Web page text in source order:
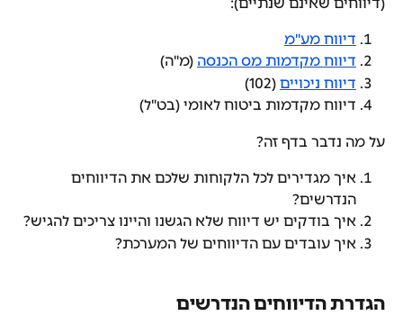
דיווח מע"מ
דיווח מקדמות מס הכנסה (מ"ה)
דיווח ניכויים (102)
דיווח מקדמות ביטוח לאומי (בט"ל)
על מה נדבר בדף זה?
איך מגדירים לכל הלקוחות שלכם את הדיווחים
הנדרשים?
איך בודקים יש דיווח שלא הגשנו והיינו צריכים להגיש?
איך עובדים עם הדיווחים של המערכת?
הגדרת הדיווחים הנדרשים